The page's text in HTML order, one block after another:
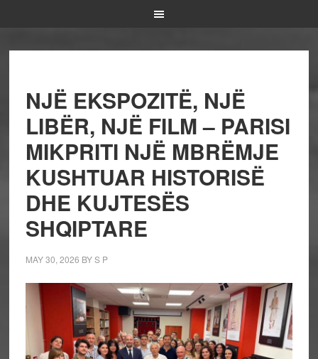
NJË EKSPOZITË, NJË
LIBËR, NJË FILM – PARISI
MIKPRITI NJË MBRËMJE
KUSHTUAR HISTORISË
DHE KUJTESËS
SHQIPTARE
MAY 30, 2026 BYS P